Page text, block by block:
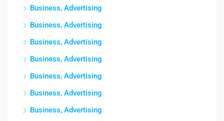
Business, Advertising
Business, Advertising
Business, Advertising
Business, Advertising
Business, Advertising
Business, Advertising
Business, Advertising